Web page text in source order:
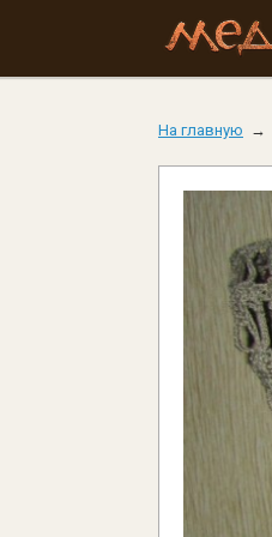
На главную →